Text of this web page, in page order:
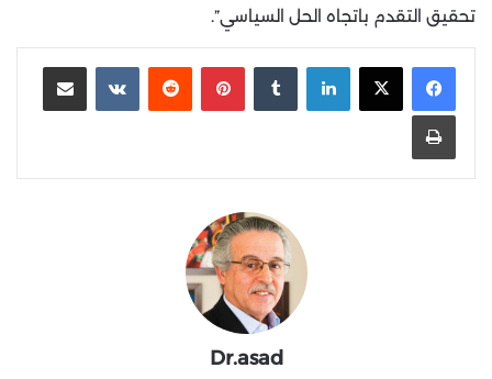
تحقيق التقدم باتجاه الحل السياسي”.
لينكدإن بينتيريست
Dr.asad